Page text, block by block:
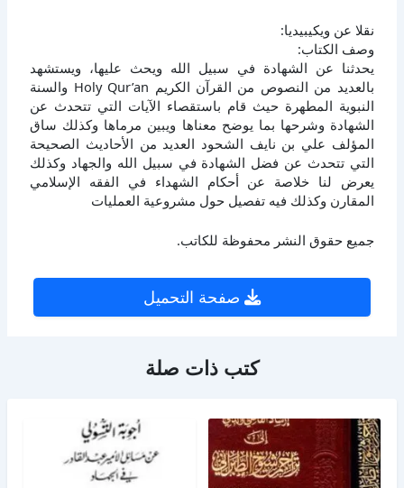
نقلا عن ويكيبيديا:
وصف الكتاب:
يحدثنا عن الشهادة في سبيل الله ويحث عليها، ويستشهد
بالعديد من النصوص من القرآن الكريم Holy Qur’an والسنة
النبوية المطهرة حيث قام باستقصاء الآيات التي تتحدث عن
الشهادة وشرحها بما يوضح معناها ويبين مرماها وكذلك ساق
المؤلف علي بن نايف الشحود العديد من الأحاديث الصحيحة
التي تتحدث عن فضل الشهادة في سبيل الله والجهاد وكذلك
يعرض لنا خلاصة عن أحكام الشهداء في الفقه الإسلامي
المقارن وكذلك فيه تفصيل حول مشروعية العمليات
جميع حقوق النشر محفوظة للكاتب.
صفحة التحميل
كتب ذات صلة